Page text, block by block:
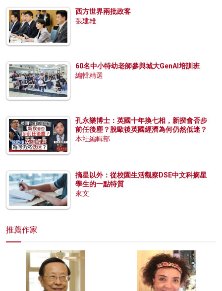
西方世界兩批政客
張建雄
60名中小特幼老師參與城大GenAI培訓班
編輯精選
孔永樂博士：英國十年換七相，新揆會否步
前任後塵？脫歐後英國經濟為何仍然低迷？
本社編輯部
摘星以外：從校園生活觀察DSE中文科摘星
學生的一點特質
來文
推薦作家